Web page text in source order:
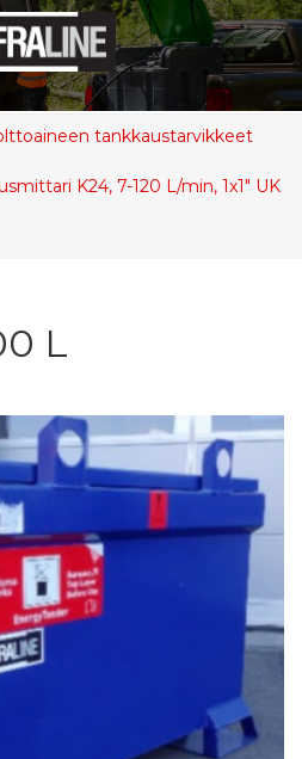
tankkaustarvikkeet
K24, 7-120 L/min, 1x1" UK
L